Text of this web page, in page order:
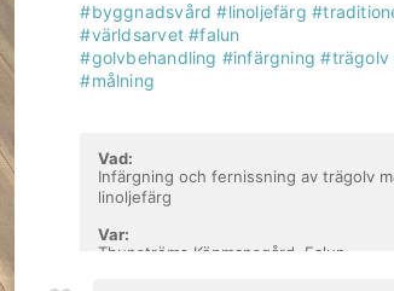
#byggnadsvård #linoljefärg
#världsarvet #falun
#golvbehandling #infärgning #trägolv
#målning
Vad:
Infärgning och fernissning av trägolv
linoljefärg
Var:
Thunströms Köpmansgård, Falun